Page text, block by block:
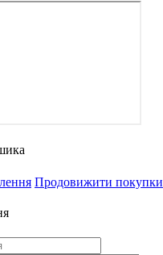
Продовижити покупки